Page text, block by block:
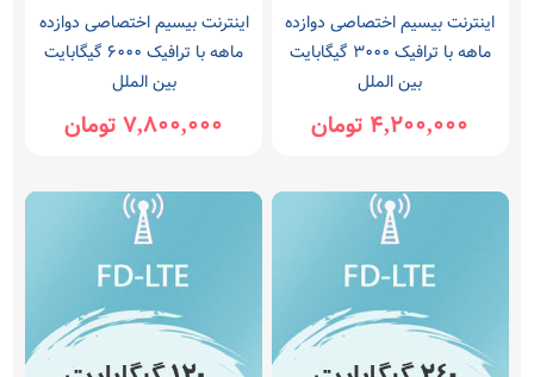
اینترنت بیسیم اختصاصی دوازده
ماهه با ترافیک 3000 گیگابایت
بین الملل
4,200,000 تومان
اینترنت بیسیم اختصاصی دوازده
ماهه با ترافیک 6000 گیگابایت
بین الملل
7,800,000 تومان